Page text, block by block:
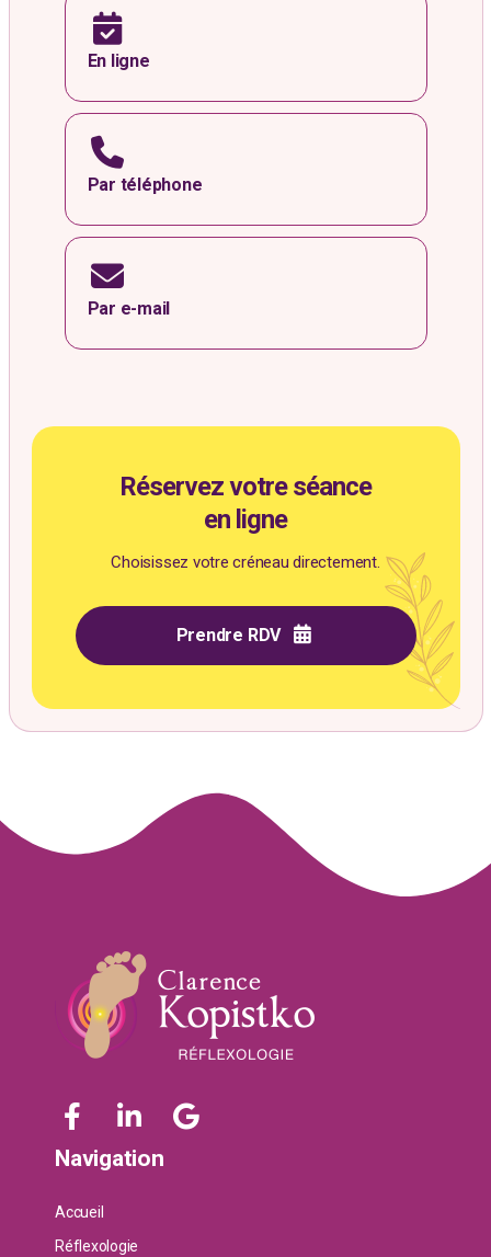
En ligne
Par téléphone
Par e-mail
Réservez votre séance
en ligne
Choisissez votre créneau directement.
Prendre RDV
Navigation
Accueil
Réflexologie